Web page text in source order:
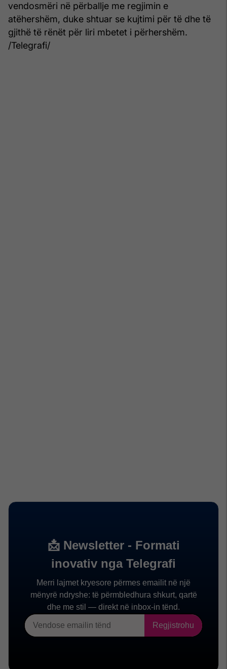
vendosmëri në përballje me regjimin e
atëhershëm, duke shtuar se kujtimi për të dhe të
gjithë të rënët për liri mbetet i përhershëm.
/Telegrafi/